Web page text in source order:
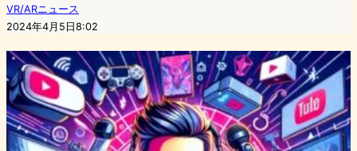
VR/ARニュース
2024年4月5日8:02